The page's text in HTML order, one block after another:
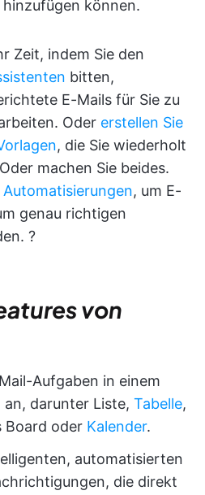
können.
Zeit, indem Sie den
bitten,
E-Mails für Sie zu
Oder erstellen Sie
, die Sie wiederholt
machen Sie beides.
Automatisierungen, um E-
genau richtigen
?
von
Aufgaben in einem
an, darunter Liste, Tabelle,
Board oder Kalender.
automatisierten
die direkt